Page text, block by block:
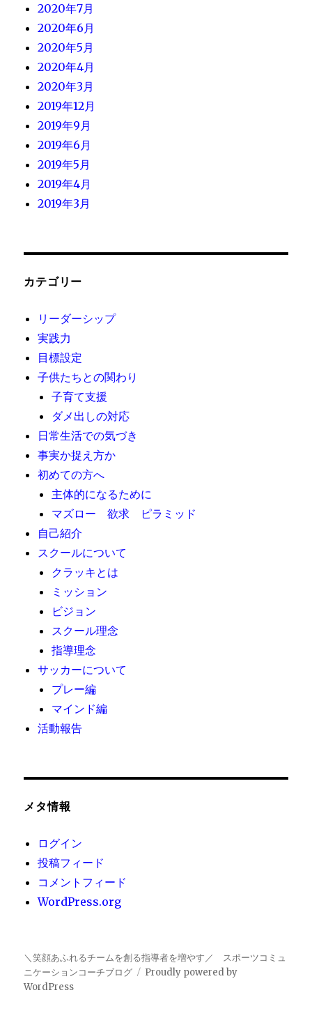
2020年7月
2020年6月
2020年5月
2020年4月
2020年3月
2019年12月
2019年9月
2019年6月
2019年5月
2019年4月
2019年3月
カテゴリー
リーダーシップ
実践力
目標設定
子供たちとの関わり
子育て支援
ダメ出しの対応
日常生活での気づき
事実か捉え方か
初めての方へ
主体的になるために
マズロー 欲求 ピラミッド
自己紹介
スクールについて
クラッキとは
ミッション
ビジョン
スクール理念
指導理念
サッカーについて
プレー編
マインド編
活動報告
メタ情報
ログイン
投稿フィード
コメントフィード
WordPress.org
＼笑顔あふれるチームを創る指導者を増やす／ スポーツコミュ
ニケーションコーチブログ
Proudly powered by
WordPress